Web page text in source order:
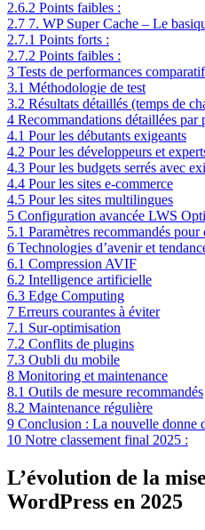
2.6.2 Points faibles :
2.7 7. WP Super Cache – Le
2.7.1 Points forts :
2.7.2 Points faibles :
3 Tests de performances
3.1 Méthodologie de test
3.2 Résultats détaillés (temps de
4 Recommandations détaillées par
4.1 Pour les débutants exigeants
4.2 Pour les développeurs et
4.3 Pour les budgets serrés avec
4.4 Pour les sites e-commerce
4.5 Pour les sites multilingues
5 Configuration avancée LWS
5.1 Paramètres recommandés
6 Technologies d’avenir et
6.1 Compression AVIF
6.2 Intelligence artificielle
6.3 Edge Computing
7 Erreurs courantes à éviter
7.1 Sur-optimisation
7.2 Conflits de plugins
7.3 Oubli du mobile
8 Monitoring et maintenance
8.1 Outils de mesure recommandés
8.2 Maintenance régulière
9 Conclusion : La nouvelle donne
10 Notre classement final 2025 :
L’évolution de la
WordPress en 2025